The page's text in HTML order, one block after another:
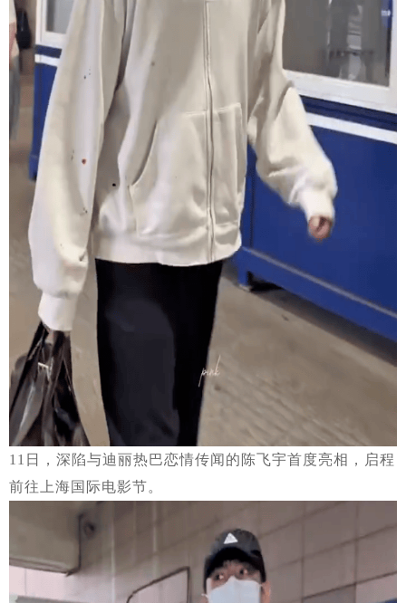
11日，深陷与迪丽热巴恋情传闻的陈飞宇首度亮相，启程
前往上海国际电影节。